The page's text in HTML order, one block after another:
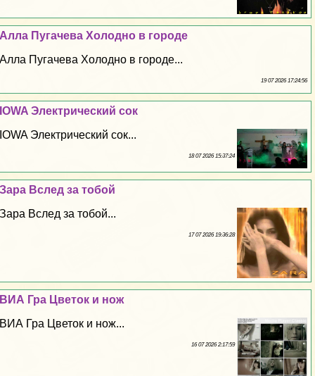
Алла Пугачева Холодно в городе
Алла Пугачева Холодно в городе...
19 07 2026 17:24:56
IOWA Электрический сок
IOWA Электрический сок...
18 07 2026 15:37:24
Зара Вслед за тобой
Зара Вслед за тобой...
17 07 2026 19:36:28
ВИА Гра Цветок и нож
ВИА Гра Цветок и нож...
16 07 2026 2:17:59